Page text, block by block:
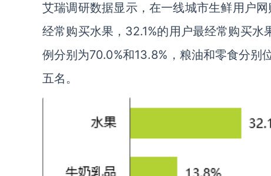
艾瑞调研数据显示，在一线城市生鲜用户
经常购买水果，32.1%的用户最经常购买
例分别为70.0%和13.8%，粮油和零食分别
五名。